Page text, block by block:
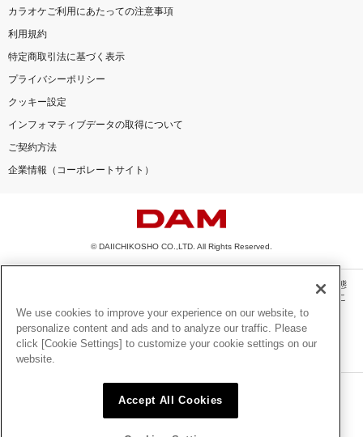
カラオケご利用にあたっての注意事項
利用規約
特定商取引法に基づく表示
プライバシーポリシー
クッキー設定
インフォマティブデータの取得について
ご契約方法
企業情報（コーポレートサイト）
© DAIICHIKOSHO CO.,LTD. All Rights Reserved.
このサイトに掲載されている一切の文章・画像・写真・動画・音声等を、手段や形態
を問わず、著作権法の定める範囲を超えて無断で複製、転載、ファイル化などするこ
とを禁じます。
楽曲及びコンテンツは、機種によりご利用いただけない場合があります。
楽曲及びコンテンツの配信日、配信内容が変更になる場合があります。
楽曲によりMYリスト保存ができない場合があります。
6602250213Y31015 6602250112Y38026 6602250240Y31015
6602250241Y45122
We use cookies to improve your experience on our website, to
personalize content and ads and to analyze our traffic. Please
click [Cookie Settings] to customize your cookie settings on our
website.
Accept All Cookies